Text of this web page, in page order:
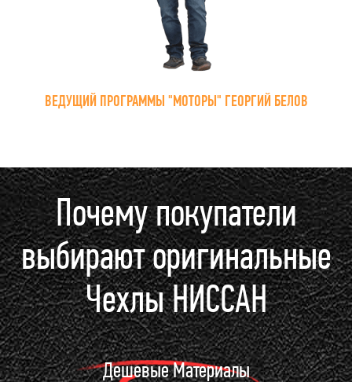
ВЕДУЩИЙ ПРОГРАММЫ "МОТОРЫ" ГЕОРГИЙ БЕЛОВ
Почему покупатели
выбирают оригинальные
Чехлы НИССАН
Дешевые Материалы